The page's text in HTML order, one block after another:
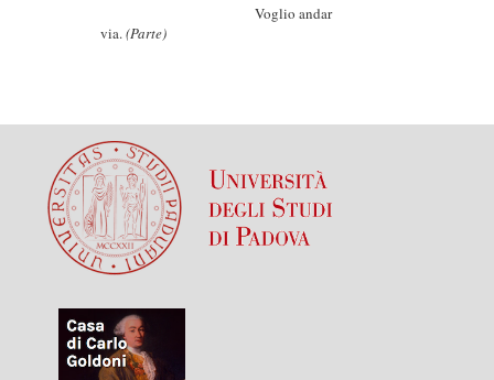
Voglio andar
via.(Parte)